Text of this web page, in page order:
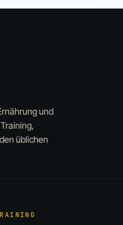
und
üblichen